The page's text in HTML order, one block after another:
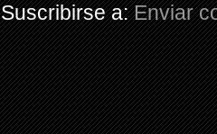
Suscribirse a:Enviar